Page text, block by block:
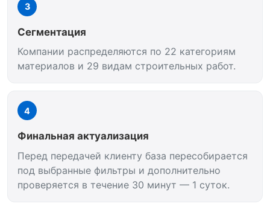
3
Сегментация
Компании распределяются по 22 категориям
материалов и 29 видам строительных работ.
4
Финальная актуализация
Перед передачей клиенту база пересобирается
под выбранные фильтры и дополнительно
проверяется в течение 30 минут — 1 суток.